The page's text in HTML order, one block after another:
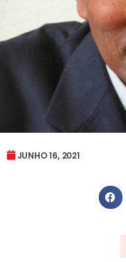
JUNHO 16, 2021